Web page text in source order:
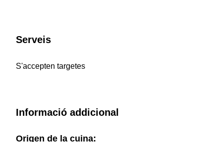
Serveis
S'accepten targetes
Informació addicional
Origen de la cuina: